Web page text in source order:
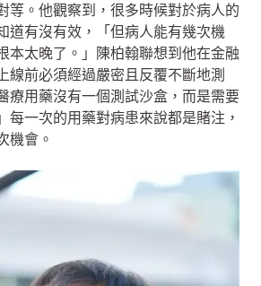
等。他觀察到，很多時候對於病人的
道有沒有效，「但病人能有幾次機
本太晚了。」陳柏翰聯想到他在金融
線前必須經過嚴密且反覆不斷地測
療用藥沒有一個測試沙盒，而是需要
每一次的用藥對病患來說都是賭注，
機會。